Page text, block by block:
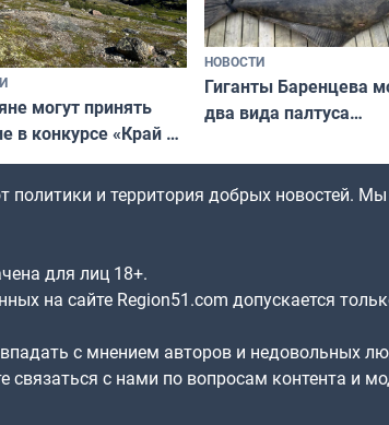
могут принять
в конкурсе «Край у
границы: фотогид
округу»
НОВОСТИ
Гиганты Баренцева
два вида палтуса
политики и территория добрых новостей.
для лиц 18+.
на сайте Region51.com допускается
с мнением авторов и недовольных
связаться с нами по вопросам контента и